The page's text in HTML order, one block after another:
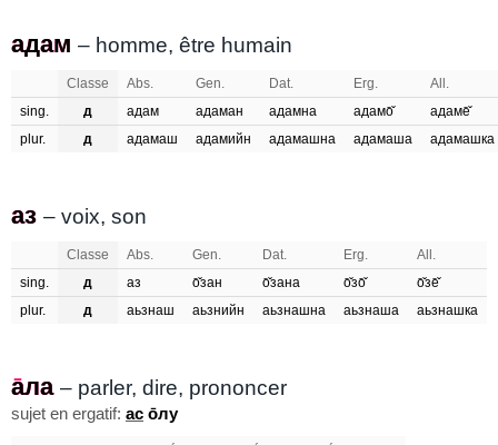
адам
адам – homme, être humain
Classe Abs. Gen. Dat. Erg.
All.
sing.
д адам адаман адамна адамо̄̌
адаме̄̌
plur.
д адамаш адамийн адамашна адамаша адамашка
аз
аз – voix, son
Classe Abs. Gen. Dat. Erg.
All.
sing.
д аз о̄̌зан о̄̌зана о̄̌зо̄̌
о̄̌зе̄̌
plur.
д аьзнаш аьзнийн аьзнашна аьзнаша аьзнашка
а̄ла
ала – parler, dire, prononcer
sujet en ergatif: ас о̄лу